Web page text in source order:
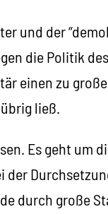
und der
die Politik
einen zu
ließ.
Es geht um
der
durch große